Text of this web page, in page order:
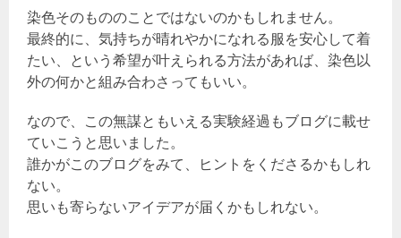
染色そのもののことではないのかもしれません。
最終的に、気持ちが晴れやかになれる服を安心して着
たい、という希望が叶えられる方法があれば、染色以
外の何かと組み合わさってもいい。
なので、この無謀ともいえる実験経過もブログに載せ
ていこうと思いました。
誰かがこのブログをみて、ヒントをくださるかもしれ
ない。
思いも寄らないアイデアが届くかもしれない。